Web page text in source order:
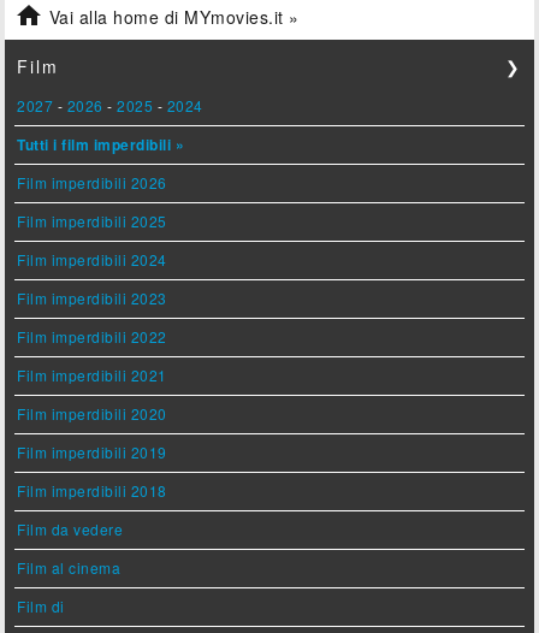
 Vai alla home di MYmovies.it »
Film ❯
2027 - 2026 -2025 - 2024
Tutti i film imperdibili »
Film imperdibili 2026
Film imperdibili 2025
Film imperdibili 2024
Film imperdibili 2023
Film imperdibili 2022
Film imperdibili 2021
Film imperdibili 2020
Film imperdibili 2019
Film imperdibili 2018
Film da vedere
Film al cinema
Film di